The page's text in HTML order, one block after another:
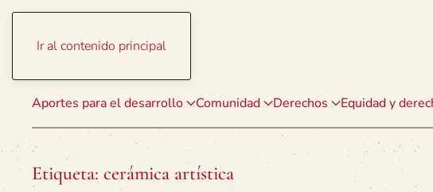
Ir al contenido principal
Aportes para el desarrollo Comunidad Derechos Equidad y
Etiqueta: cerámica artística